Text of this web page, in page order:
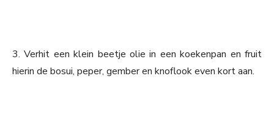
3. Verhit een klein beetje olie in een koekenpan en fruit
hierin de bosui, peper, gember en knoflook even kort aan.